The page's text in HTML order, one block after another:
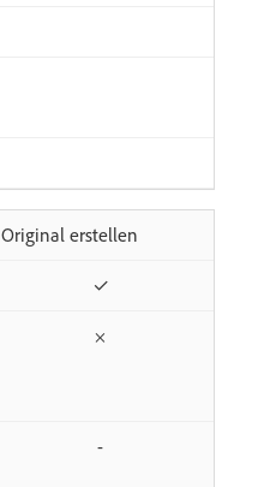
Original erstellen
✓
×
-